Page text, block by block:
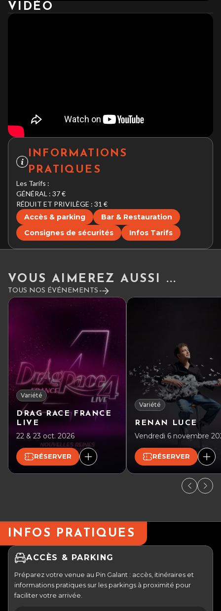
VIDÉO
INFORMATIONS
PRATIQUES
Les Tarifs :
GÉNÉRAL : 37 €
RÉDUIT ET PRIVILÈGE : 31 €
Accès & parking
Bar & Restauration
Consignes de sécurités
Infos Tarifs
VOUS AIMEREZ AUSSI ...
TOUS NOS ÉVÉNEMENTS
Variété
DRAG RACE FRANCE
LIVE
22 & 23 oct. 2026
RÉSERVER
Variété
RENAN LUCE
Vendredi 6 novembre
RÉSERVER
INFOS PRATIQUES
ACCÈS & PARKING
Préparez votre venue au Pin Galant : accès, itinéraires et
informations pratiques sur les parkings à proximité pour
faciliter votre arrivée.